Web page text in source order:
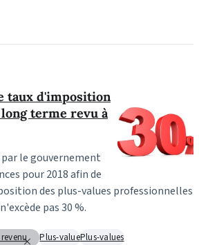
taux d'imposition
terme revu à
le gouvernement
pour 2018 afin de
des plus-values professionnelles
pas 30 %.
Plus-valuePlus-values